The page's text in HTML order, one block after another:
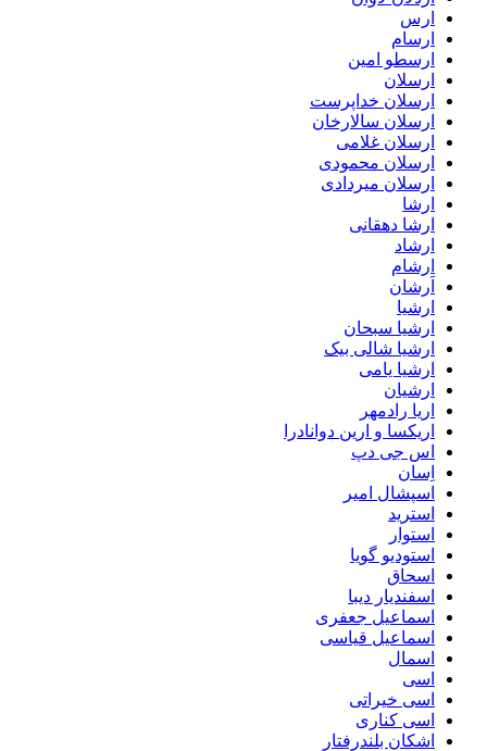
ارس
ارسام
ارسطو امین
ارسلان
ارسلان خداپرست
ارسلان سالارخان
ارسلان غلامی
ارسلان محمودی
ارسلان میردادی
ارشا
ارشا دهقانی
ارشاد
ارشام
اَرشان
ارشیا
ارشیا سبحان
ارشیا شالی بیک
ارشیا یامی
ارشیان
اریا رادمهر
اریکسا و ارین دوانادرا
اس جی دپ
اِسان
اسپشال امیر
استرید
استوار
استودیو گویا
اسحاق
اسفندیار دیبا
اسماعیل جعفری
اسماعیل قیاسی
اسمال
اسی
اسی خیراتی
اسی کناری
اشکان بلندرفتار